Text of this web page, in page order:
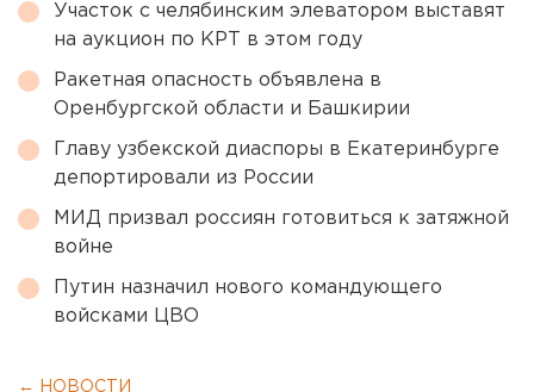
Участок с челябинским элеватором выставят
на аукцион по КРТ в этом году
Ракетная опасность объявлена в
Оренбургской области и Башкирии
Главу узбекской диаспоры в Екатеринбурге
депортировали из России
МИД призвал россиян готовиться к затяжной
войне
Путин назначил нового командующего
войсками ЦВО
← НОВОСТИ